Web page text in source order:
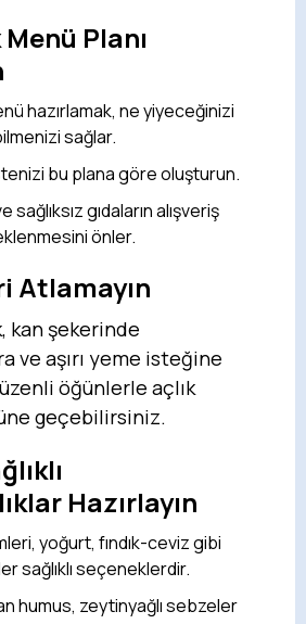
Planı
hazırlamak, ne yiyeceğinizi
sağlar.
bu plana göre oluşturun.
sağlıksız gıdaların alışveriş
önler.
Atlamayın
kan şekerinde
ve aşırı yeme isteğine
öğünlerle açlık
geçebilirsiniz.
Hazırlayın
yoğurt, fındık-ceviz gibi
sağlıklı seçeneklerdir.
humus, zeytinyağlı sebzeler